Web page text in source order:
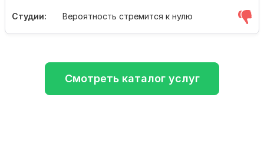
Студии: Вероятность стремится к нулю
Смотреть каталог услуг